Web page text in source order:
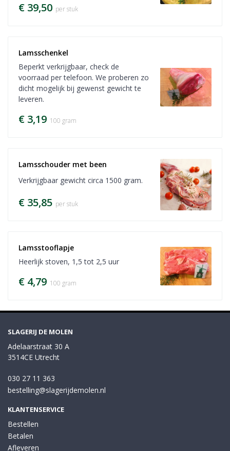
€ 39,50 per stuk
Lamsschenkel
Beperkt verkrijgbaar, check de
voorraad per telefoon. We proberen zo
dicht mogelijk bij gewenst gewicht te
leveren.
€ 3,19 100 gram
Lamsschouder met been
Verkrijgbaar gewicht circa 1500 gram.
€ 35,85 per stuk
Lamsstooflapje
Heerlijk stoven, 1,5 tot 2,5 uur
€ 4,79 100 gram
SLAGERIJ DE MOLEN
Adelaarstraat 30 A
3514CE Utrecht
030 27 11 363
bestelling@slagerijdemolen.nl
KLANTENSERVICE
Bestellen
Betalen
Afleveren